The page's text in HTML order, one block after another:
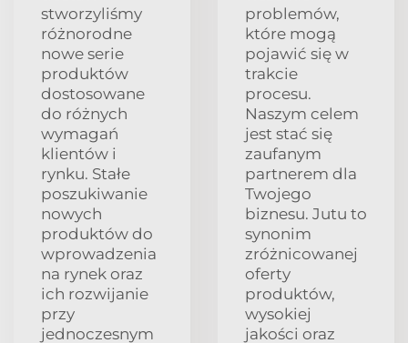
stworzyliśmy
różnorodne
nowe serie
produktów
dostosowane
do różnych
wymagań
klientów i
rynku. Stałe
poszukiwanie
nowych
produktów do
wprowadzenia
na rynek oraz
ich rozwijanie
przy
jednoczesnym
problemów,
które mogą
pojawić się w
trakcie
procesu.
Naszym celem
jest stać się
zaufanym
partnerem dla
Twojego
biznesu. Jutu to
synonim
zróżnicowanej
oferty
produktów,
wysokiej
jakości oraz